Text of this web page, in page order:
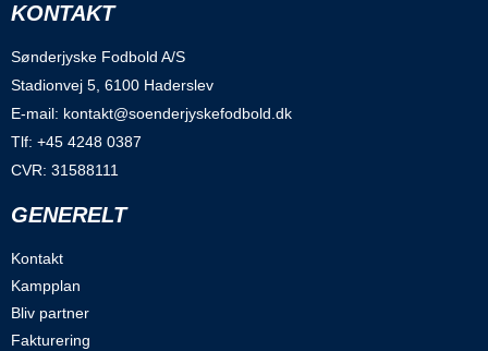
KONTAKT
Sønderjyske Fodbold A/S
Stadionvej 5, 6100 Haderslev
E-mail: kontakt@soenderjyskefodbold.dk
Tlf: +45 4248 0387
CVR: 31588111
GENERELT
Kontakt
Kampplan
Bliv partner
Fakturering